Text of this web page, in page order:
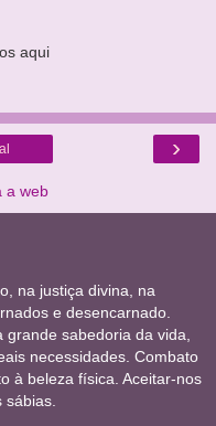
aqui
›
a web
na justiça divina, na
e desencarnado.
sabedoria da vida,
necessidades. Combato
à beleza física. Aceitar-nos